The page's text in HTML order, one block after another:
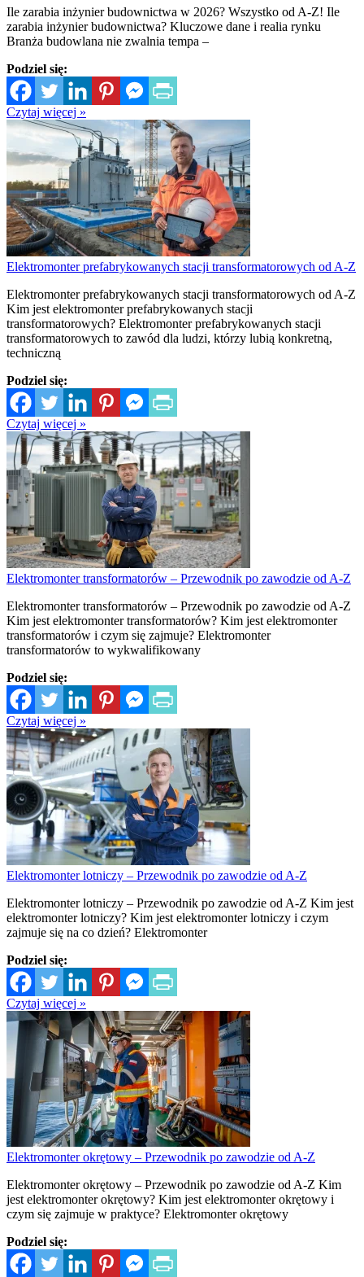
Ile zarabia inżynier budownictwa w 2026? Wszystko od A-Z! Ile
zarabia inżynier budownictwa? Kluczowe dane i realia rynku
Branża budowlana nie zwalnia tempa –
Podziel się:
Czytaj więcej »
Elektromonter prefabrykowanych stacji transformatorowych od A-Z
Elektromonter prefabrykowanych stacji transformatorowych od A-Z
Kim jest elektromonter prefabrykowanych stacji
transformatorowych? Elektromonter prefabrykowanych stacji
transformatorowych to zawód dla ludzi, którzy lubią konkretną,
techniczną
Podziel się:
Czytaj więcej »
Elektromonter transformatorów – Przewodnik po zawodzie od A-Z
Elektromonter transformatorów – Przewodnik po zawodzie od A-Z
Kim jest elektromonter transformatorów? Kim jest elektromonter
transformatorów i czym się zajmuje? Elektromonter
transformatorów to wykwalifikowany
Podziel się:
Czytaj więcej »
Elektromonter lotniczy – Przewodnik po zawodzie od A-Z
Elektromonter lotniczy – Przewodnik po zawodzie od A-Z Kim jest
elektromonter lotniczy? Kim jest elektromonter lotniczy i czym
zajmuje się na co dzień? Elektromonter
Podziel się:
Czytaj więcej »
Elektromonter okrętowy – Przewodnik po zawodzie od A-Z
Elektromonter okrętowy – Przewodnik po zawodzie od A-Z Kim
jest elektromonter okrętowy? Kim jest elektromonter okrętowy i
czym się zajmuje w praktyce? Elektromonter okrętowy
Podziel się: